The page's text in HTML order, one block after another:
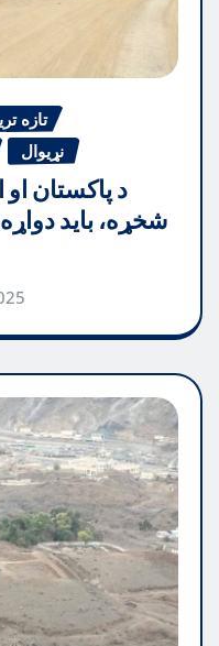
تازه
نړیوال
د پاکستان او
شخړه، باید